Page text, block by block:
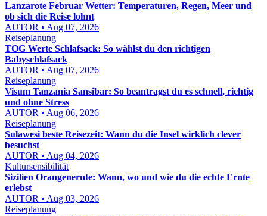
Lanzarote Februar Wetter: Temperaturen, Regen, Meer und
ob sich die Reise lohnt
AUTOR • Aug 07, 2026
Reiseplanung
TOG Werte Schlafsack: So wählst du den richtigen
Babyschlafsack
AUTOR • Aug 07, 2026
Reiseplanung
Visum Tanzania Sansibar: So beantragst du es schnell, richtig
und ohne Stress
AUTOR • Aug 06, 2026
Reiseplanung
Sulawesi beste Reisezeit: Wann du die Insel wirklich clever
besuchst
AUTOR • Aug 04, 2026
Kultursensibilität
Sizilien Orangenernte: Wann, wo und wie du die echte Ernte
erlebst
AUTOR • Aug 03, 2026
Reiseplanung